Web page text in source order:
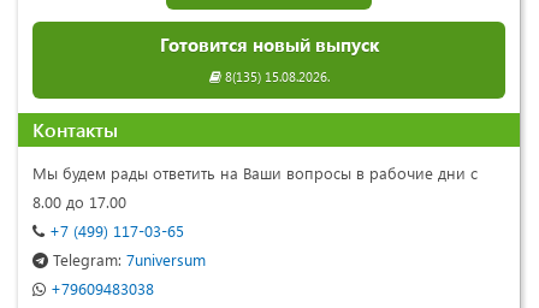
Готовится новый выпуск
8(135) 15.08.2026.
Контакты
Мы будем рады ответить на Ваши вопросы в рабочие дни с
8.00 до 17.00
+7 (499) 117-03-65
Telegram: 7universum
+79609483038